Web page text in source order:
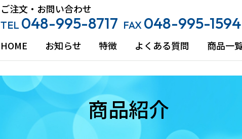
ご注文・お問い合わせ
TEL 048-995-8717 FAX 048-995-1594
HOME お知らせ 特徴 よくある質問 商品一
商品紹介